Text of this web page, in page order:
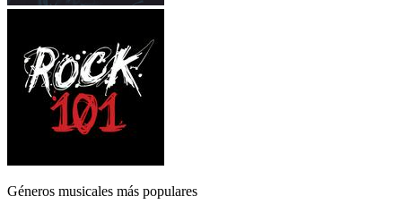
Géneros musicales más populares